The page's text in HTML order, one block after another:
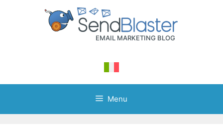
Menu